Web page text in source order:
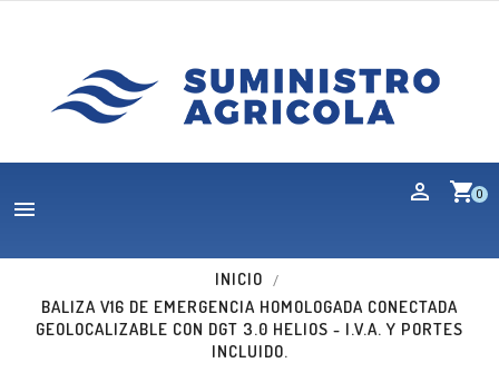
shopping_cart0

INICIO
BALIZA V16 DE EMERGENCIA HOMOLOGADA CONECTADA
GEOLOCALIZABLE CON DGT 3.0 HELIOS - I.V.A. Y PORTES
INCLUIDO.